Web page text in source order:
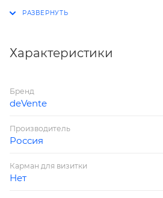
Цвет: полупрозрачный красный
Характеристики
Бренд
deVente
Производитель
Россия
Карман для визитки
Нет